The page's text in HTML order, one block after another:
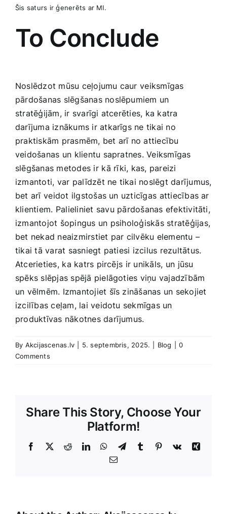
Šis saturs ‍ir ģenerēts ar MI.
To‍ Conclude
Noslēdzot mūsu ceļojumu caur⁤ veiksmīgas
pārdošanas ‍slēgšanas‍ noslēpumiem⁣ un
stratēģijām, ‌ir svarīgi atcerēties, ka katra
darījuma ‍iznākums ir atkarīgs‌ ne tikai no
praktiskām prasmēm, bet arī no attiecību
veidošanas un⁤ klientu sapratnes. Veiksmīgas ​
slēgšanas metodes ir ⁢kā ⁢rīki, kas, pareizi
izmantoti, ⁣var palīdzēt​ ne tikai ​noslēgt darījumus,
bet ‍arī⁤ veidot ilgstošas un uzticīgas⁤ attiecības ar
klientiem. ⁢Palieliniet⁢ savu pārdošanas efektivitāti,
izmantojot ​šopingus⁣ un psiholoģiskās stratēģijas,
bet nekad neaizmirstiet ‌par ‌cilvēku elementu ‌–
tikai ‌tā‌ varat sasniegt ‍patiesi izcilus rezultātus.⁣
Atcerieties,⁤ ka katrs pircējs ⁣ir unikāls, ⁢un jūsu
spēks slēpjas spējā pielāgoties ‍viņu vajadzībām
un vēlmēm. Izmantojiet ​šīs zināšanas​ un sekojiet
izcilības ceļam, lai veidotu sekmīgas ‌un
produktīvas nākotnes darījumus.
By Akcijascenas.lv 5. septembris, 2025. Blog
0
Comments
Share This Story, Choose Your
Platform!
Facebook
X RedditLinkedInWhatsApp
TelegramTumblr Pinterest
Vk
Xing
E-